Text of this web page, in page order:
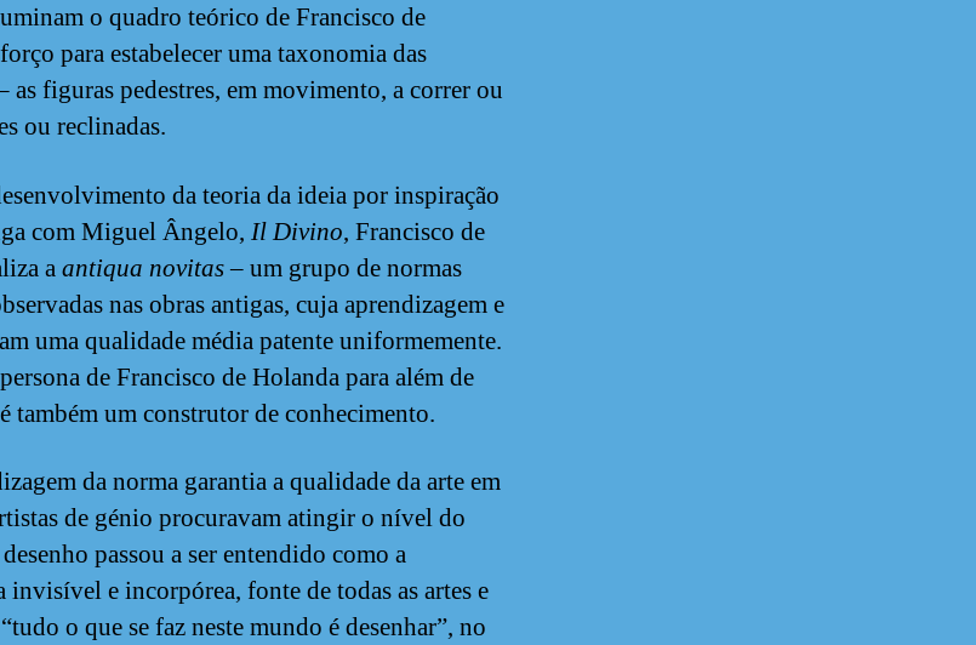
o quadro teórico de Francisco de
para estabelecer uma taxonomia das
as figuras pedestres, em movimento, a correr ou
ou reclinadas.
da teoria da ideia por inspiração
com Miguel Ângelo, Il Divino, Francisco de
aantiqua novitas– um grupo de normas
nas obras antigas, cuja aprendizagem e
uma qualidade média patente uniformemente.
de Francisco de Holanda para além de
também um construtor de conhecimento.
da norma garantia a qualidade da arte em
de génio procuravam atingir o nível do
passou a ser entendido como a
invisível e incorpórea, fonte de todas as artes e
o que se faz neste mundo é desenhar”, no